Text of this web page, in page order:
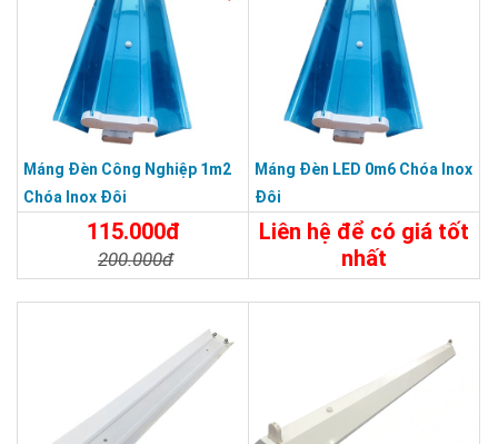
Máng Đèn Công Nghiệp 1m2
Chóa Inox Đôi
115.000đ
200.000đ
Máng Đèn LED 0m6 Chóa Inox
Đôi
Liên hệ để có giá tốt
nhất